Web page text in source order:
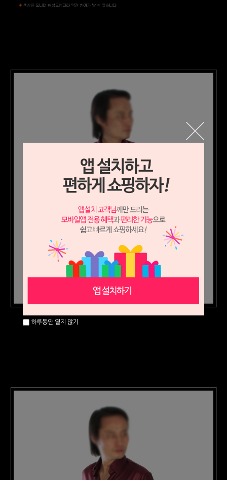
하루동안 열지 않기